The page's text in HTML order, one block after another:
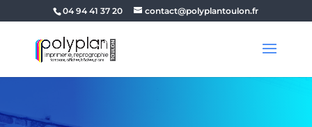
04 94 41 37 20 contact@polyplantoulon.fr